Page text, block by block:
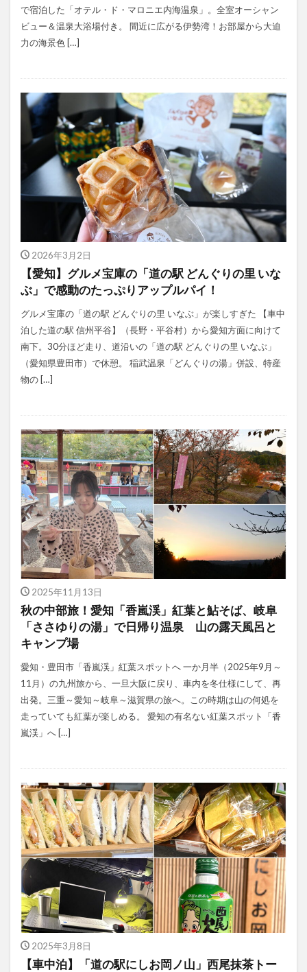
で宿泊した「オテル・ド・マロニエ内海温泉」。全室オーシャン
ビュー＆温泉大浴場付き。 間近に広がる伊勢湾！お部屋から大迫
力の海景色 […]
2026年3月2日
【愛知】グルメ宝庫の「道の駅 どんぐりの里 いな
ぶ」で感動のたっぷりアップルパイ！
グルメ宝庫の「道の駅 どんぐりの里 いなぶ」が楽しすぎた 【車中
泊した道の駅 信州平谷】（長野・平谷村）から愛知方面に向けて
南下。30分ほど走り、道沿いの「道の駅 どんぐりの里 いなぶ」
（愛知県豊田市）で休憩。 稲武温泉「どんぐりの湯」併設、特産
物の […]
2025年11月13日
秋の中部旅！愛知「香嵐渓」紅葉と鮎そば、岐阜
「ささゆりの湯」で日帰り温泉 山の露天風呂と
キャンプ場
愛知・豊田市「香嵐渓」紅葉スポットへ 一か月半（2025年9月～
11月）の九州旅から、一旦大阪に戻り、車内を冬仕様にして、再
出発。三重～愛知～岐阜～滋賀県の旅へ。この時期は山の何処を
走っていても紅葉が楽しめる。 愛知の有名ない紅葉スポット「香
嵐渓」へ […]
2025年3月8日
【車中泊】「道の駅にしお岡ノ山」西尾抹茶トー